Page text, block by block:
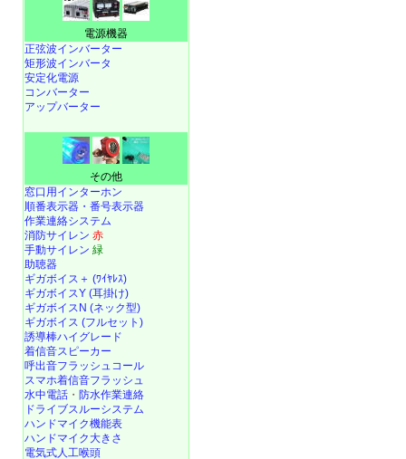
電源機器
正弦波インバーター
矩形波インバータ
安定化電源
コンバーター
アップバーター
その他
窓口用インターホン
順番表示器・番号表示器
作業連絡システム
消防サイレン 赤
手動サイレン 緑
助聴器
ギガボイス＋ (ﾜｲﾔﾚｽ)
ギガボイスY (耳掛け)
ギガボイスN (ネック型)
ギガボイス (フルセット)
誘導棒ハイグレード
着信音スピーカー
呼出音フラッシュコール
スマホ着信音フラッシュ
水中電話 ・ 防水作業連絡
ドライブスルーシステム
ハンドマイク機能表
ハンドマイク大きさ
電気式人工喉頭